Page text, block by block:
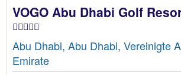
VOGO Abu Dhabi Golf
Abu Dhabi, Abu Dhabi, Vereinigte
Emirate